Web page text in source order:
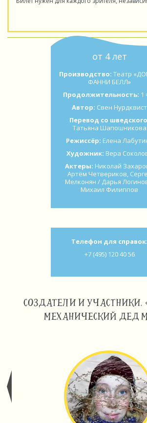
от 4 лет
Производство: Театр
ФАННИ БЕЛЛ»
Продолжительность: 1
Автор: Свен Нурдквист
Перевод со
Татьяна Шапошникова
Режиссёр: Елена
Художник: Вера
Актеры: Николай
Артём Четвериков,
Мелконян / Дарья
Михаил Филиппов
Телефон для справок:
+7 (495) 120 40 56
СОЗДАТЕЛИ И УЧАСТНИКИ.
МЕХАНИЧЕСКИЙ ДЕД